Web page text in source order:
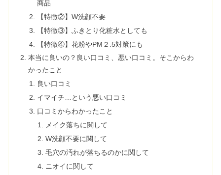
商品
【特徴②】W洗顔不要
【特徴③】ふきとり化粧水としても
【特徴④】花粉やPM２.5対策にも
本当に良いの？良い口コミ、悪い口コミ。そこからわ
かったこと
良い口コミ
イマイチ…という悪い口コミ
口コミからわかったこと
メイク落ちに関して
W洗顔不要に関して
毛穴の汚れが落ちるのかに関して
ニオイに関して